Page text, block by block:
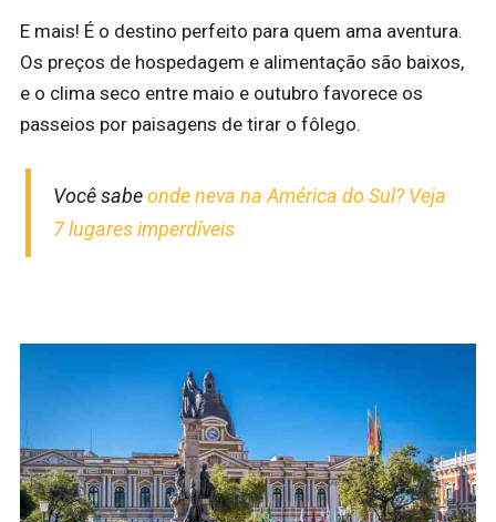
E mais! É o destino perfeito para quem ama aventura.
Os preços de hospedagem e alimentação são baixos,
e o clima seco entre maio e outubro favorece os
passeios por paisagens de tirar o fôlego.
Você sabeonde neva na América do Sul? Veja
7 lugares imperdíveis